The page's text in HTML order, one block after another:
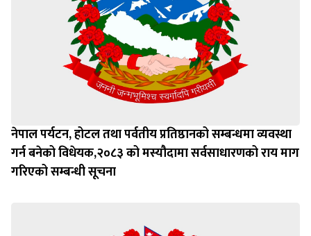
नेपाल पर्यटन, होटल तथा पर्वतीय प्रतिष्ठानको सम्बन्धमा व्यवस्था
गर्न बन‍ेको विधेयक,२०८३ को मस्यौदामा सर्वसाधारणको राय माग
गरिएको सम्बन्धी सूचना